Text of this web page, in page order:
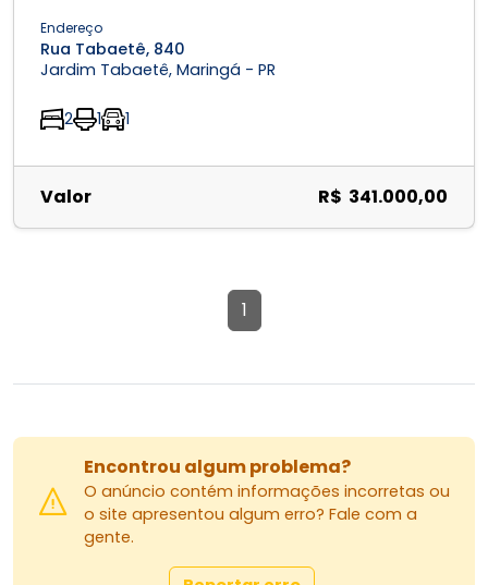
Endereço
Rua Tabaetê, 840
Jardim Tabaetê, Maringá - PR
2 1 1
Valor R$ 341.000,00
1
Encontrou algum problema?
O anúncio contém informações incorretas ou
o site apresentou algum erro? Fale com a
gente.